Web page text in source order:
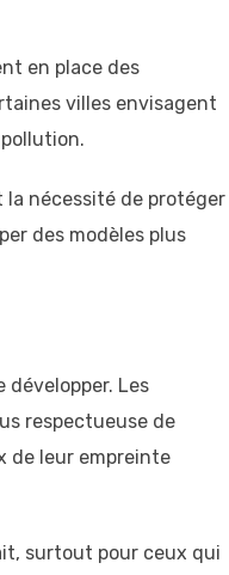
en place des
villes envisagent
nécessité de protéger
des modèles plus
développer. Les
respectueuse de
de leur empreinte
surtout pour ceux qui